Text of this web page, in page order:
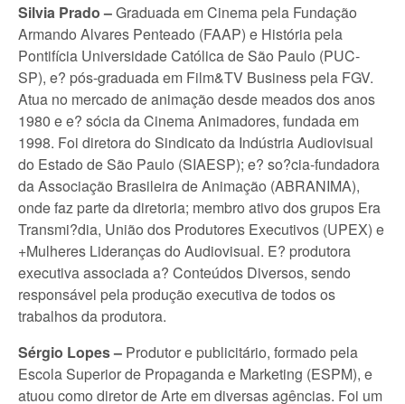
Silvia Prado –Graduada em Cinema pela Fundação
Armando Alvares Penteado (FAAP) e História pela
Pontifícia Universidade Católica de São Paulo (PUC-
SP), e? pós-graduada em Film&TV Business pela FGV.
Atua no mercado de animação desde meados dos anos
1980 e e? sócia da Cinema Animadores, fundada em
1998. Foi diretora do Sindicato da Indústria Audiovisual
do Estado de São Paulo (SIAESP); e? so?cia-fundadora
da Associação Brasileira de Animação (ABRANIMA),
onde faz parte da diretoria; membro ativo dos grupos Era
Transmi?dia, União dos Produtores Executivos (UPEX) e
+Mulheres Lideranças do Audiovisual. E? produtora
executiva associada a? Conteúdos Diversos, sendo
responsável pela produção executiva de todos os
trabalhos da produtora.
Sérgio Lopes – Produtor e publicitário, formado pela
Escola Superior de Propaganda e Marketing (ESPM), e
atuou como diretor de Arte em diversas agências. Foi um